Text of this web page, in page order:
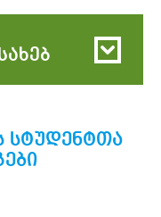
სტუდენტთა